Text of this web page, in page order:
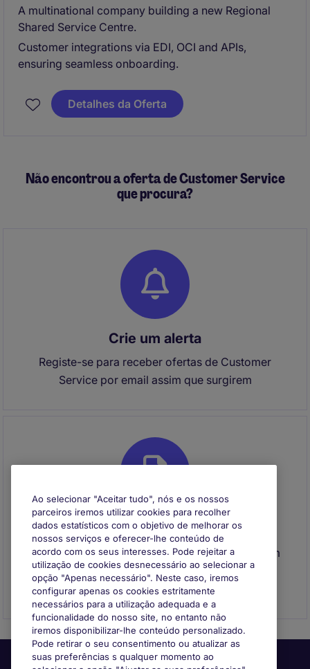
A multinational company building a new Regional
Shared Service Centre.
Customer integrations via EDI, OCI and APIs,
ensuring seamless onboarding.
Detalhes da Oferta
Não encontrou a oferta de Customer Service
que procura?
Crie um alerta
Registe-se para receber ofertas de Customer
Service por email assim que surgirem
Envie o seu CV
Envie o seu CV para se registar e entraremos em
contacto consigo quando surgir uma
oportunidade que se adeque ao seu perfil
Ao selecionar "Aceitar tudo", nós e os nossos
parceiros iremos utilizar cookies para recolher
dados estatísticos com o objetivo de melhorar os
nossos serviços e oferecer-lhe conteúdo de
acordo com os seus interesses. Pode rejeitar a
utilização de cookies desnecessário ao selecionar a
opção "Apenas necessário". Neste caso, iremos
configurar apenas os cookies estritamente
necessários para a utilização adequada e a
funcionalidade do nosso site, no entanto não
iremos disponibilizar-lhe conteúdo personalizado.
Pode retirar o seu consentimento ou atualizar as
suas preferências s qualquer momento ao